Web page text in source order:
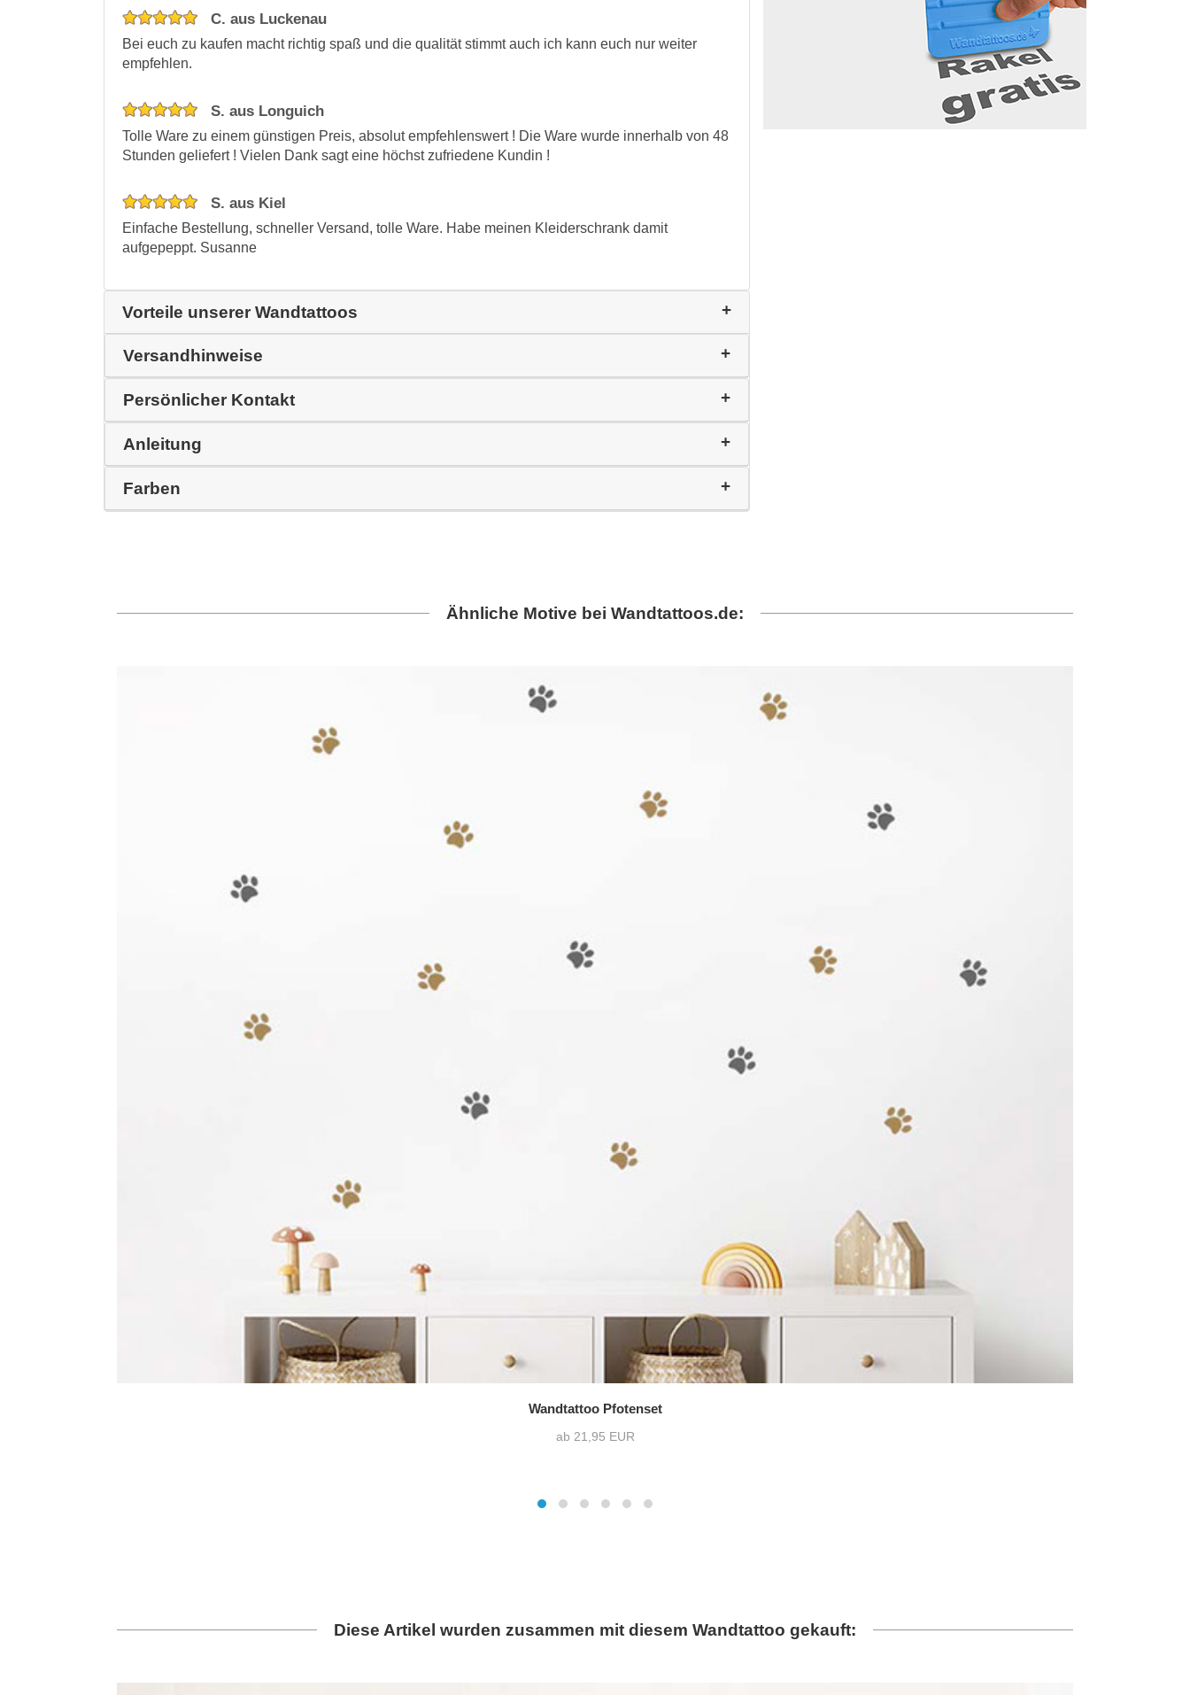
C. aus Luckenau
Bei euch zu kaufen macht richtig spaß und die qualität stimmt auch ich kann euch nur weiter
empfehlen.
S. aus Longuich
Tolle Ware zu einem günstigen Preis, absolut empfehlenswert ! Die Ware wurde innerhalb von 48
Stunden geliefert ! Vielen Dank sagt eine höchst zufriedene Kundin !
S. aus Kiel
Einfache Bestellung, schneller Versand, tolle Ware. Habe meinen Kleiderschrank damit
aufgepeppt. Susanne
Vorteile unserer Wandtattoos
Versandhinweise
Persönlicher Kontakt
Anleitung
Farben
Ähnliche Motive bei Wandtattoos.de:
Wandtattoo Pfotenset
ab 21,95 EUR
Diese Artikel wurden zusammen mit diesem Wandtattoo gekauft: